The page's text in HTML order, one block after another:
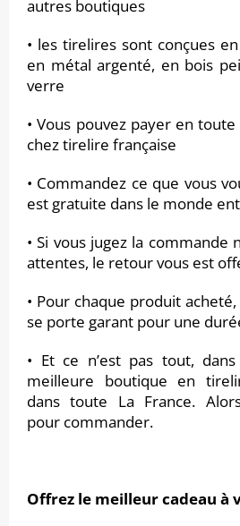
autres boutiques
• les tirelires sont conçues
en métal argenté, en bois
verre
• Vous pouvez payer en
chez tirelire française
• Commandez ce que vous
est gratuite dans le monde
• Si vous jugez la commande
attentes, le retour vous est
• Pour chaque produit
se porte garant pour une
• Et ce n’est pas tout,
meilleure boutique en
dans toute La France.
pour commander.
Offrez le meilleur cadeau à